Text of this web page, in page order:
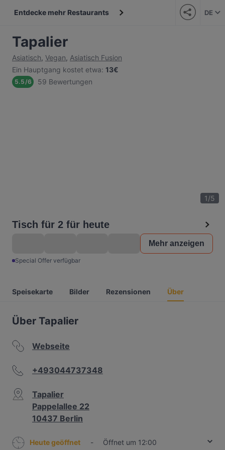
Entdecke mehr Restaurants DE
Tapalier
Asiatisch, Vegan, Asiatisch Fusion
Ein Hauptgang kostet etwa: 13€
5.5/6 59 Bewertungen
1/5
Tisch für 2 für heute
Mehr anzeigen
Special Offer verfügbar
Speisekarte Bilder Rezensionen Über
Über Tapalier
Webseite
+493044737348
Tapalier
Pappelallee 22
10437 Berlin
Heute geöffnet - Öffnet um 12:00